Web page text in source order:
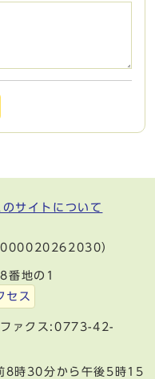
のサイトについて
）
番地の1
セス
ァクス:0773-42-
8時30分から午後5時15